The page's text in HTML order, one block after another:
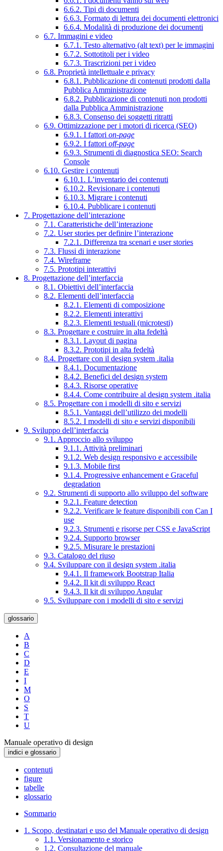
6.6.2. Tipi di documenti
6.6.3. Formato di lettura dei documenti elettronici
6.6.4. Modalità di produzione dei documenti
6.7. Immagini e video
6.7.1. Testo alternativo (alt text) per le immagini
6.7.2. Sottotitoli per i video
6.7.3. Trascrizioni per i video
6.8. Proprietà intellettuale e privacy
6.8.1. Pubblicazione di contenuti prodotti dalla
Pubblica Amministrazione
6.8.2. Pubblicazione di contenuti non prodotti
dalla Pubblica Amministrazione
6.8.3. Consenso dei soggetti ritratti
6.9. Ottimizzazione per i motori di ricerca (SEO)
6.9.1. I fattori on-page
6.9.2. I fattori off-page
6.9.3. Strumenti di diagnostica SEO: Search
Console
6.10. Gestire i contenuti
6.10.1. L’inventario dei contenuti
6.10.2. Revisionare i contenuti
6.10.3. Migrare i contenuti
6.10.4. Pubblicare i contenuti
7. Progettazione dell’interazione
7.1. Caratteristiche dell’interazione
7.2. User stories per definire l’interazione
7.2.1. Differenza tra scenari e user stories
7.3. Flussi di interazione
7.4. Wireframe
7.5. Prototipi interattivi
8. Progettazione dell’interfaccia
8.1. Obiettivi dell’interfaccia
8.2. Elementi dell’interfaccia
8.2.1. Elementi di composizione
8.2.2. Elementi interattivi
8.2.3. Elementi testuali (microtesti)
8.3. Progettare e costruire in alta fedeltà
8.3.1. Layout di pagina
8.3.2. Prototipi in alta fedeltà
8.4. Progettare con il design system .italia
8.4.1. Documentazione
8.4.2. Benefici del design system
8.4.3. Risorse operative
8.4.4. Come contribuire al design system .italia
8.5. Progettare con i modelli di sito e servizi
8.5.1. Vantaggi dell’utilizzo dei modelli
8.5.2. I modelli di sito e servizi disponibili
9. Sviluppo dell’interfaccia
9.1. Approccio allo sviluppo
9.1.1. Attività preliminari
9.1.2. Web design responsivo e accessibile
9.1.3. Mobile first
9.1.4. Progressive enhancement e Graceful
degradation
9.2. Strumenti di supporto allo sviluppo del software
9.2.1. Feature detection
9.2.2. Verificare le feature disponibili con Can I
use
9.2.3. Strumenti e risorse per CSS e JavaScript
9.2.4. Supporto browser
9.2.5. Misurare le prestazioni
9.3. Catalogo del riuso
9.4. Sviluppare con il design system .italia
9.4.1. Il framework Bootstrap Italia
9.4.2. Il kit di sviluppo React
9.4.3. Il kit di sviluppo Angular
9.5. Sviluppare con i modelli di sito e servizi
glossario
A
B
C
D
E
I
M
O
S
T
U
Manuale operativo di design
indici e glossario
contenuti
figure
tabelle
glossario
Sommario
1. Scopo, destinatari e uso del Manuale operativo di design
1.1. Versionamento e storico
1.2. Consultazione del manuale